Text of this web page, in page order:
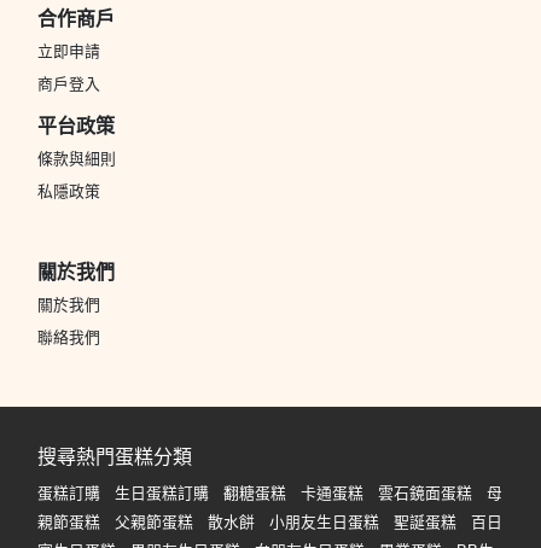
合作商戶
立即申請
商戶登入
平台政策
條款與細則
私隱政策
關於我們
關於我們
聯絡我們
搜尋熱門蛋糕分類
蛋糕訂購 生日蛋糕訂購 翻糖蛋糕 卡通蛋糕 雲石鏡面蛋糕
母
親節蛋糕
父親節蛋糕 散水餅 小朋友生日蛋糕 聖誕蛋糕
百日